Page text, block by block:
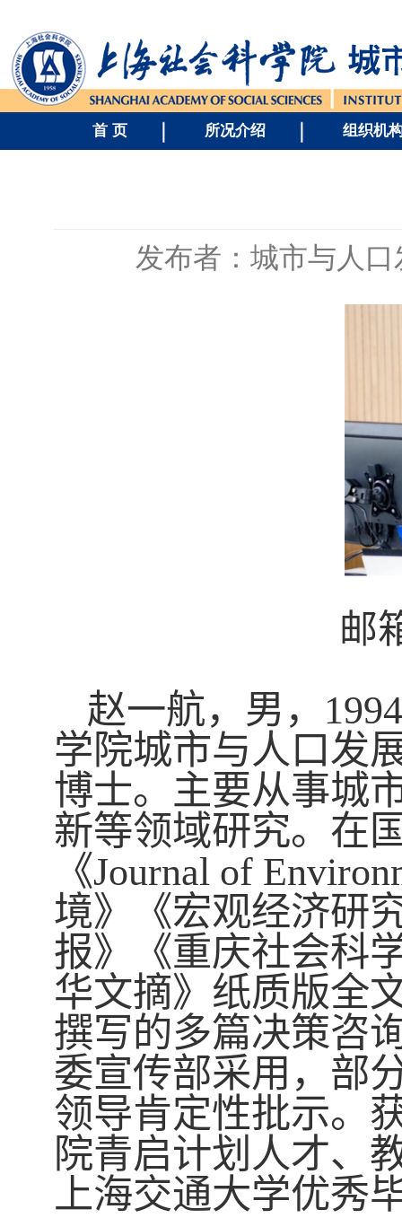
首 页 所况介绍 组织机
发布者：城市与人
邮
赵一航，男，
学院城市与人口发
博士。主要从事城
新等领域研究。在
《Journal of
境》《宏观经济研
报》《重庆社会科
华文摘》纸质版全
撰写的多篇决策咨
委宣传部采用，部
领导肯定性批示。
院青启计划人才、
上海交通大学优秀